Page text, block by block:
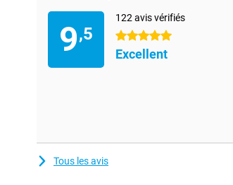
9,5
122 avis vérifiés
5 étoiles
Excellent
Tous les avis